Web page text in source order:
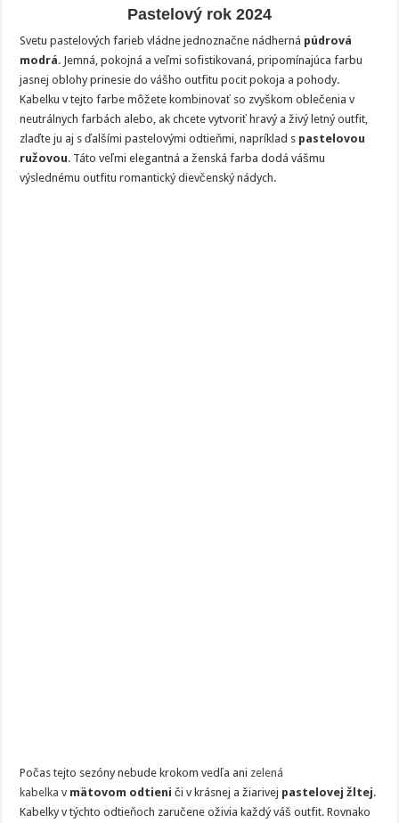
Tieto
farby
budú
tento
rok
najobľúbenejšie!
Pastelový rok 2024
Svetu pastelových farieb vládne jednoznačne nádherná púdrová
modrá. Jemná, pokojná a veľmi sofistikovaná, pripomínajúca farbu
jasnej oblohy prinesie do vášho outfitu pocit pokoja a pohody.
Kabelku v tejto farbe môžete kombinovať so zvyškom oblečenia v
neutrálnych farbách alebo, ak chcete vytvoriť hravý a živý letný outfit,
zlaďte ju aj s ďalšími pastelovými odtieňmi, napríklad s pastelovou
ružovou. Táto veľmi elegantná a ženská farba dodá vášmu
výslednému outfitu romantický dievčenský nádych.
Počas tejto sezóny nebude krokom vedľa ani zelená
kabelka v mätovom odtieniči v krásnej a žiarivej pastelovej žltej.
Kabelky v týchto odtieňoch zaručene oživia každý váš outfit. Rovnako